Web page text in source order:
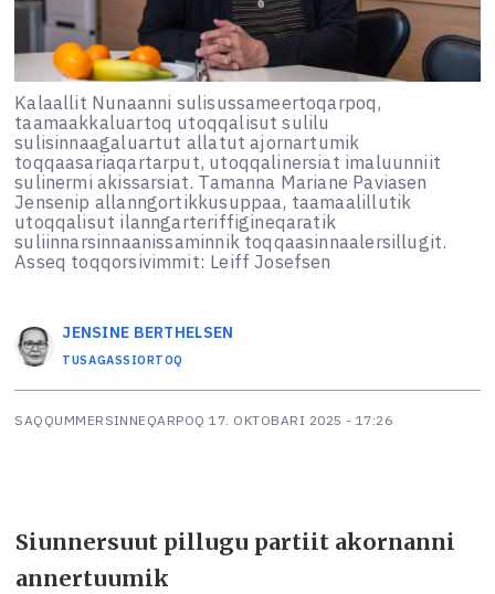
Kalaallit Nunaanni sulisussameertoqarpoq,
taamaakkaluartoq utoqqalisut sulilu
sulisinnaagaluartut allatut ajornartumik
toqqaasariaqartarput, utoqqalinersiat imaluunniit
sulinermi akissarsiat. Tamanna Mariane Paviasen
Jensenip allanngortikkusuppaa, taamaalillutik
utoqqalisut ilanngarteriffigineqaratik
suliinnarsinnaanissaminnik toqqaasinnaalersillugit.
Asseq toqqorsivimmit: Leiff Josefsen
JENSINE BERTHELSEN
TUSAGASSIORTOQ
SAQQUMMERSINNEQARPOQ 17. OKTOBARI 2025 - 17:26
Siunnersuut pillugu partiit akornanni
annertuumik